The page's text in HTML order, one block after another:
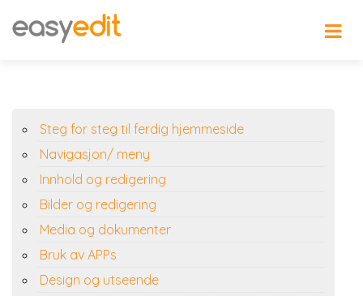
Steg for steg til ferdig hjemmeside
Navigasjon/ meny
Innhold og redigering
Bilder og redigering
Media og dokumenter
Bruk av APPs
Design og utseende